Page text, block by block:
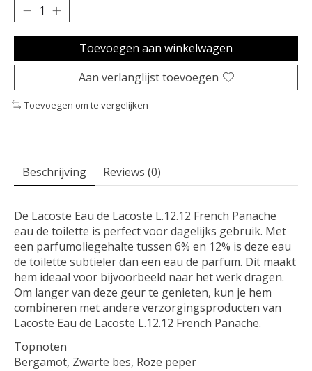
Toevoegen aan winkelwagen
Aan verlanglijst toevoegen
Toevoegen om te vergelijken
Beschrijving Reviews (0)
De Lacoste Eau de Lacoste L.12.12 French Panache
eau de toilette is perfect voor dagelijks gebruik. Met
een parfumoliegehalte tussen 6% en 12% is deze eau
de toilette subtieler dan een eau de parfum. Dit maakt
hem ideaal voor bijvoorbeeld naar het werk dragen.
Om langer van deze geur te genieten, kun je hem
combineren met andere verzorgingsproducten van
Lacoste Eau de Lacoste L.12.12 French Panache.
Topnoten
Bergamot, Zwarte bes, Roze peper